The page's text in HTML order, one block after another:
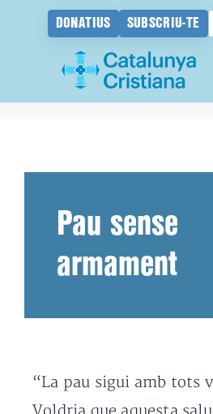
DONATIUS SUBSCRIU-TE
Pau sense
armament
“La pau sigui amb tots